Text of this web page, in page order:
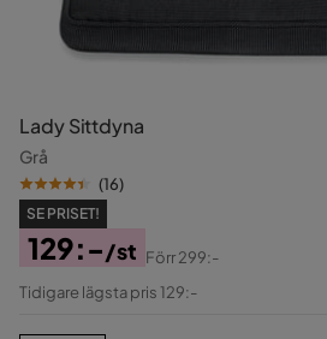
Lady Sittdyna
Grå
(16)
SE PRISET!
Pris
129:-/st
Original
Förr299:-
Tidigare lägsta pris 129:-